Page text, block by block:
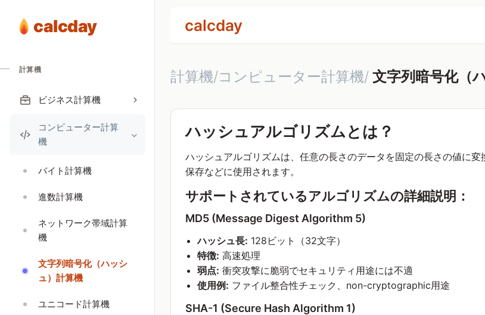
calcday
計算機
ビジネス計算機
コンピューター計算
機
バイト計算機
進数計算機
ネットワーク帯域計算
機
文字列暗号化（ハッシ
ュ）計算機
ユニコード計算機
calcday
計算機/コンピューター計算機/ 文字列暗号化（
ハッシュアルゴリズムとは？
ハッシュアルゴリズムは、任意の長さのデータを固定の長さの値に
保存などに使用されます。
サポートされているアルゴリズムの詳細説明：
MD5 (Message Digest Algorithm 5)
ハッシュ長: 128ビット（32文字）
特徴: 高速処理
弱点: 衝突攻撃に脆弱でセキュリティ用途には不適
使用例: ファイル整合性チェック、non-cryptographic用途
SHA-1 (Secure Hash Algorithm 1)